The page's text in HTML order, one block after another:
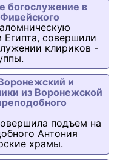
богослужение в
совершили
клириков -
и
из Воронежской
подъем на
Антония
храмы.